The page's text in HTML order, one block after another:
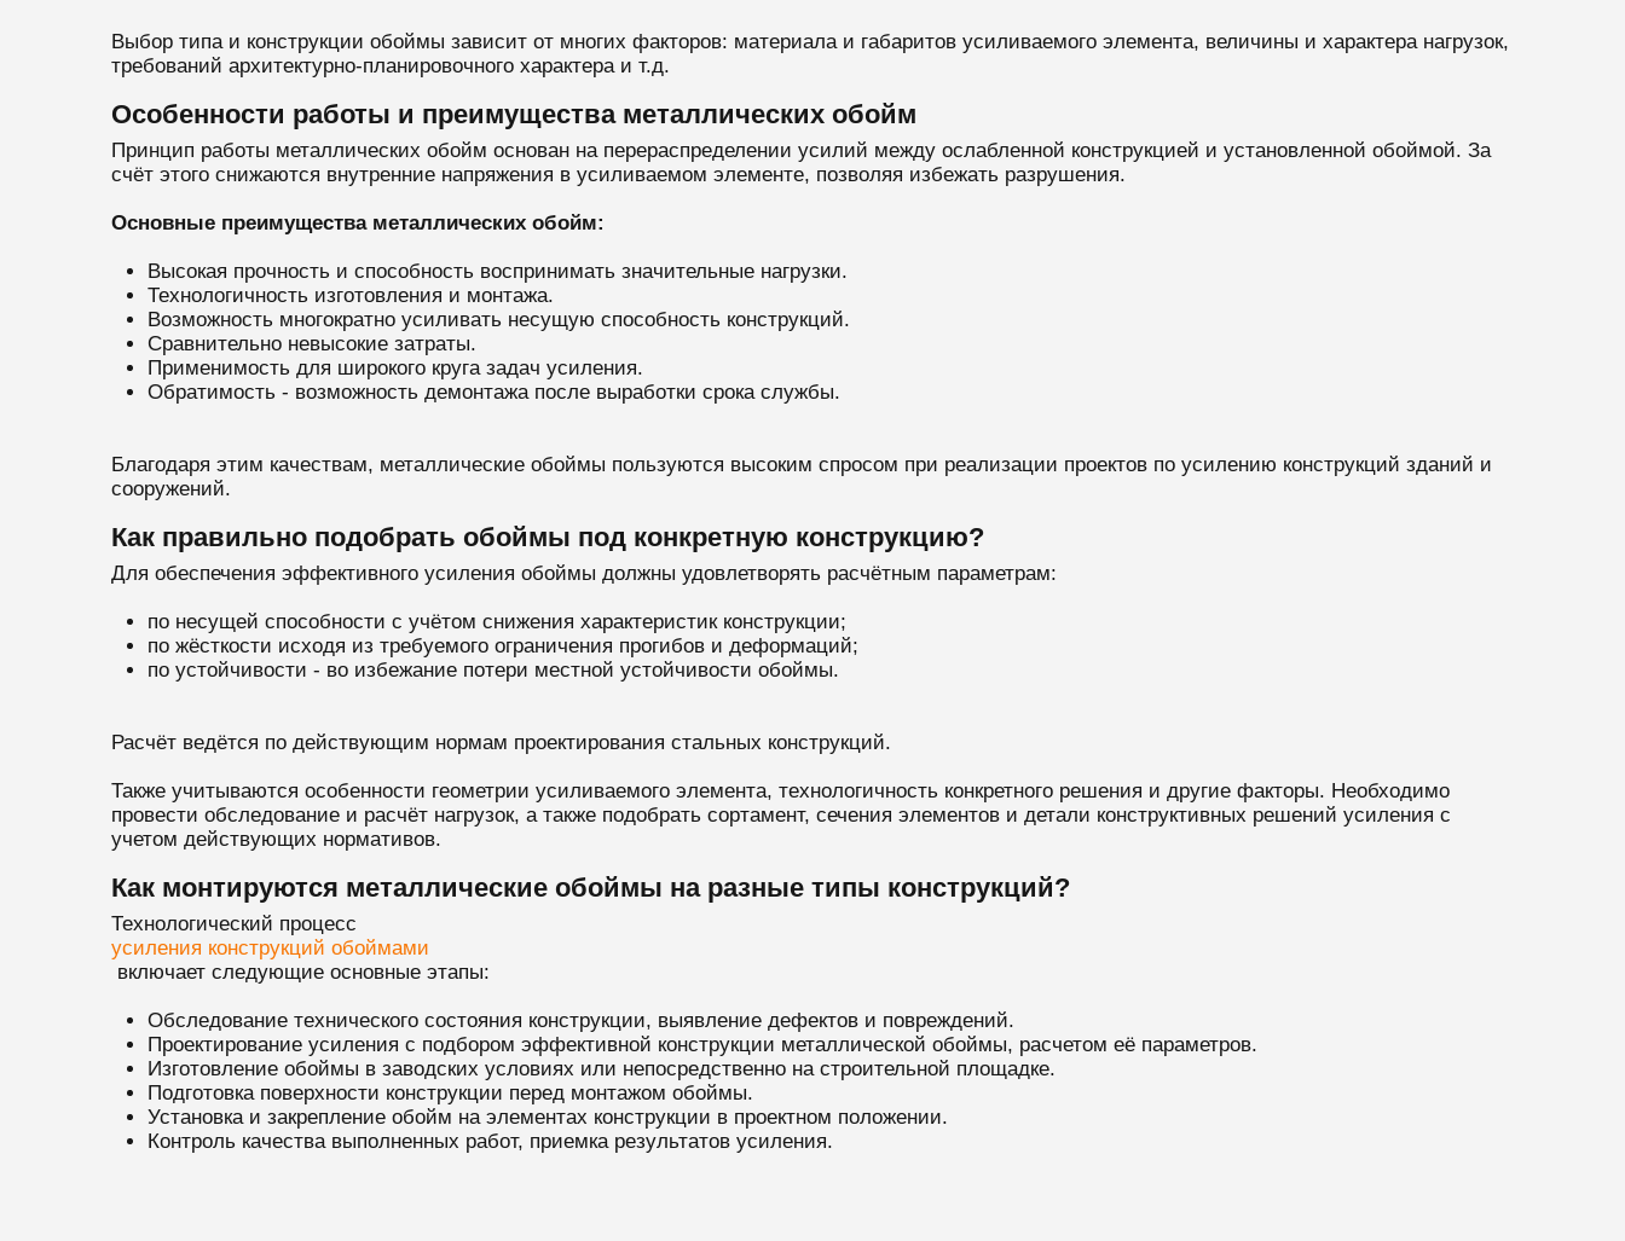
Выбор типа и конструкции обоймы зависит от многих факторов: материала и габаритов усиливаемого элемента, величины и характера нагрузок,
требований архитектурно-планировочного характера и т.д.
Особенности работы и преимущества металлических обойм
Принцип работы металлических обойм основан на перераспределении усилий между ослабленной конструкцией и установленной обоймой. За
счёт этого снижаются внутренние напряжения в усиливаемом элементе, позволяя избежать разрушения.
Основные преимущества металлических обойм:
Высокая прочность и способность воспринимать значительные нагрузки.
Технологичность изготовления и монтажа.
Возможность многократно усиливать несущую способность конструкций.
Сравнительно невысокие затраты.
Применимость для широкого круга задач усиления.
Обратимость - возможность демонтажа после выработки срока службы.
Благодаря этим качествам, металлические обоймы пользуются высоким спросом при реализации проектов по усилению конструкций зданий и
сооружений.
Как правильно подобрать обоймы под конкретную конструкцию?
Для обеспечения эффективного усиления обоймы должны удовлетворять расчётным параметрам:
по несущей способности с учётом снижения характеристик конструкции;
по жёсткости исходя из требуемого ограничения прогибов и деформаций;
по устойчивости - во избежание потери местной устойчивости обоймы.
Расчёт ведётся по действующим нормам проектирования стальных конструкций.
Также учитываются особенности геометрии усиливаемого элемента, технологичность конкретного решения и другие факторы. Необходимо
провести обследование и расчёт нагрузок, а также подобрать сортамент, сечения элементов и детали конструктивных решений усиления с
учетом действующих нормативов.
Как монтируются металлические обоймы на разные типы конструкций?
Технологический процесс
усиления конструкций обоймами
включает следующие основные этапы:
Обследование технического состояния конструкции, выявление дефектов и повреждений.
Проектирование усиления с подбором эффективной конструкции металлической обоймы, расчетом её параметров.
Изготовление обоймы в заводских условиях или непосредственно на строительной площадке.
Подготовка поверхности конструкции перед монтажом обоймы.
Установка и закрепление обойм на элементах конструкции в проектном положении.
Контроль качества выполненных работ, приемка результатов усиления.